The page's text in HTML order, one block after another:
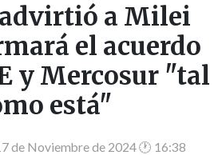
a Milei
el acuerdo
y Mercosur "tal
está"
de Noviembre de 2024 🕐 16:38